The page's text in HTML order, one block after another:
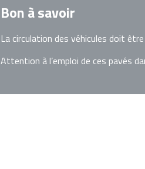
Bon à savoir
La circulation des véhicules doit
Attention à l’emploi de ces pavés